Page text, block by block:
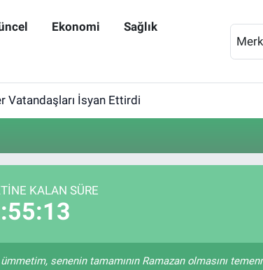
Ekonomi Sağlık
Vatandaşları İsyan Ettirdi
KALAN SÜRE
senenin tamamının Ramazan olmasını